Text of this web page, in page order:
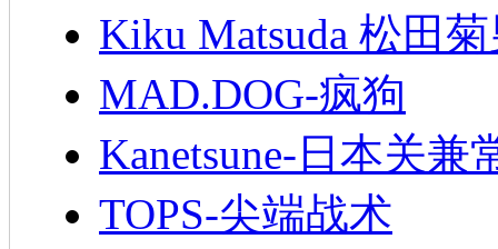
Kiku Matsuda 松田
MAD.DOG-疯狗
Kanetsune-日本关兼
TOPS-尖端战术